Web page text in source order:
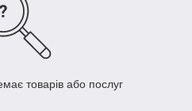
товарів або послуг